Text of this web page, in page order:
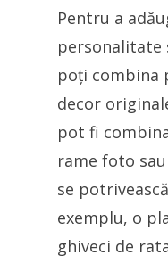
Pentru a
personalitate
poți combina
decor
pot fi
rame foto
se
exemplu, o
ghiveci de